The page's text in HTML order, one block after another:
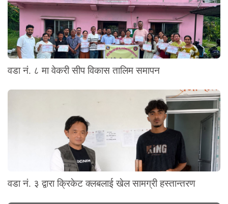
वडा नं. ८ मा वेकरी सीप विकास तालिम समापन
वडा नं. ३ द्वारा क्रिकेट क्लबलाई खेल सामग्री हस्तान्तरण